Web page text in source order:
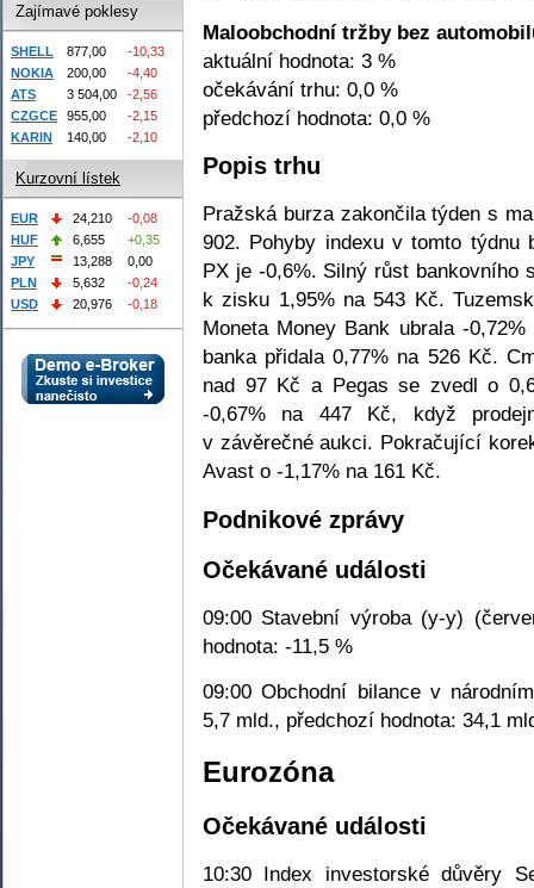
Maloobchodní tržby bez
aktuální hodnota: 3 %
očekávání trhu: 0,0 %
předchozí hodnota: 0,0 %
Popis trhu
Pražská burza zakončila týden s
902. Pohyby indexu v tomto týdnu
PX je -0,6%. Silný růst bankovního
k zisku 1,95% na 543 Kč.
Moneta Money Bank ubrala -
banka přidala 0,77% na 526 Kč.
nad 97 Kč a Pegas se zvedl o
-0,67% na 447 Kč, když
v závěrečné aukci. Pokračující
Avast o -1,17% na 161 Kč.
Podnikové zprávy
Očekávané události
09:00 Stavební výroba (y-y)
hodnota: -11,5 %
09:00 Obchodní bilance v
5,7 mld., předchozí hodnota: 34,1
Eurozóna
Očekávané události
10:30 Index investorské důvěry
Zajímavé poklesy
SHELL 877,00
-10,33
NOKIA
200,00
-4,40
ATS
3 504,00
-2,56
CZGCE
955,00
-2,15
KARIN
140,00 -2,10
Kurzovní lístek
EUR 24,210
-0,08
HUF
6,655
+0,35
JPY
13,288
0,00
PLN
5,632
-0,24
USD
20,976 -0,18